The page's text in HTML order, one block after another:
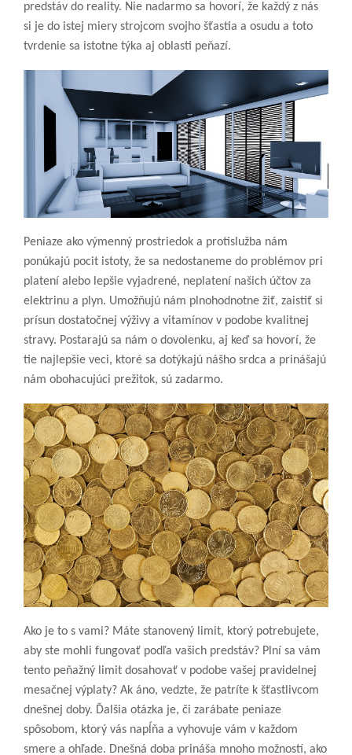
predstáv do reality. Nie nadarmo sa hovorí, že každý z nás
si je do istej miery strojcom svojho šťastia a osudu a toto
tvrdenie sa istotne týka aj oblasti peňazí.
Peniaze ako výmenný prostriedok a protislužba nám
ponúkajú pocit istoty, že sa nedostaneme do problémov pri
platení alebo lepšie vyjadrené, neplatení našich účtov za
elektrinu a plyn. Umožňujú nám plnohodnotne žiť, zaistiť si
prísun dostatočnej výživy a vitamínov v podobe kvalitnej
stravy. Postarajú sa nám o dovolenku, aj keď sa hovorí, že
tie najlepšie veci, ktoré sa dotýkajú nášho srdca a prinášajú
nám obohacujúci prežitok, sú zadarmo.
Ako je to s vami? Máte stanovený limit, ktorý potrebujete,
aby ste mohli fungovať podľa vašich predstáv? Plní sa vám
tento peňažný limit dosahovať v podobe vašej pravidelnej
mesačnej výplaty? Ak áno, vedzte, že patríte k šťastlivcom
dnešnej doby. Ďalšia otázka je, či zarábate peniaze
spôsobom, ktorý vás napĺňa a vyhovuje vám v každom
smere a ohľade. Dnešná doba prináša mnoho možností, ako